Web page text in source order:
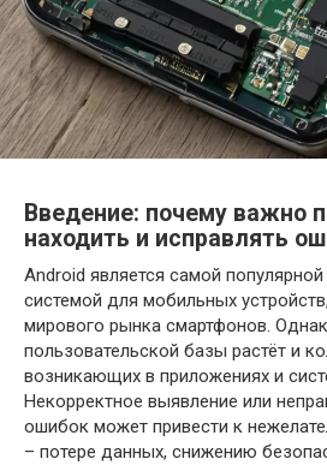
Введение: почему важно
находить и исправлять
Android является самой
системой для мобильных
мирового рынка смартфонов.
пользовательской базы растёт и
возникающих в приложениях и
Некорректное выявление или
ошибок может привести к
– потере данных, снижению